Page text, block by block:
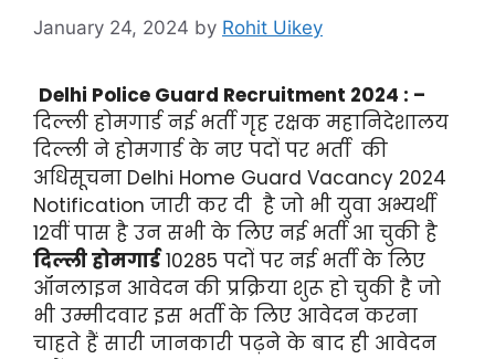
January 24, 2024 by Rohit Uikey
Delhi Police Guard Recruitment 2024 : –
दिल्ली होमगार्ड नई भर्ती गृह रक्षक महानिदेशालय
दिल्ली ने होमगार्ड के नए पदों पर भर्ती की
अधिसूचना Delhi Home Guard Vacancy 2024
Notification जारी कर दी है जो भी युवा अभ्यर्थी
12वीं पास है उन सभी के लिए नई भर्ती आ चुकी है
दिल्ली होमगार्ड10285 पदों पर नई भर्ती के लिए
ऑनलाइन आवेदन की प्रक्रिया शुरू हो चुकी है जो
भी उम्मीदवार इस भर्ती के लिए आवेदन करना
चाहते हैं सारी जानकारी पढ़ने के बाद ही आवेदन